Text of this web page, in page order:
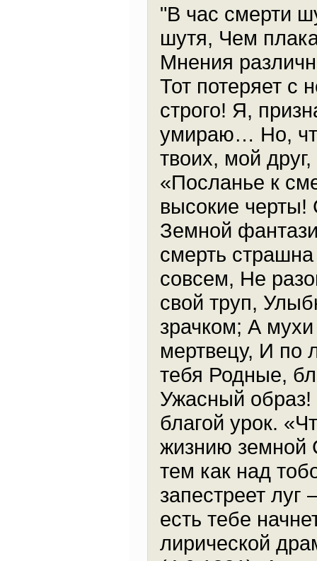
"В час смерти
шутя, Чем
Мнения
Тот потеряет с
строго! Я,
умираю… Но,
твоих, мой
«Посланье к
высокие черты!
Земной
смерть
совсем, Не
свой труп,
зрачком; А
мертвецу, И по
тебя Родные,
Ужасный образ!
благой урок.
жизнию земной
тем как над
запестреет
есть тебе
лирической